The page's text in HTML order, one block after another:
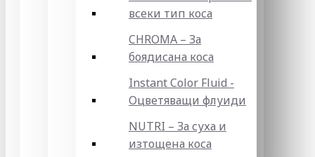
всеки тип коса
CHROMA – За
боядисана коса
Instant Color Fluid -
Оцветяващи флуиди
NUTRI – За суха и
изтощена коса